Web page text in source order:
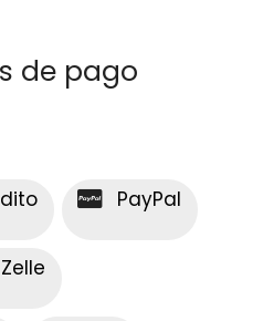
de pago
PayPal
Zelle